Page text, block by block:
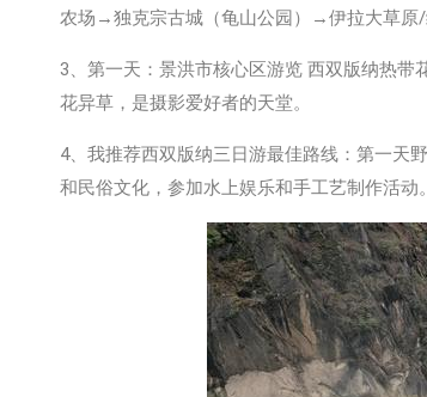
农场→独克宗古城（龟山公园）→伊拉大草原
3、第一天：景洪市核心区游览 西双版纳热
花异草，是摄影爱好者的天堂。
4、我推荐西双版纳三日游最佳路线：第一天
和民俗文化，参加水上娱乐和手工艺制作活动。